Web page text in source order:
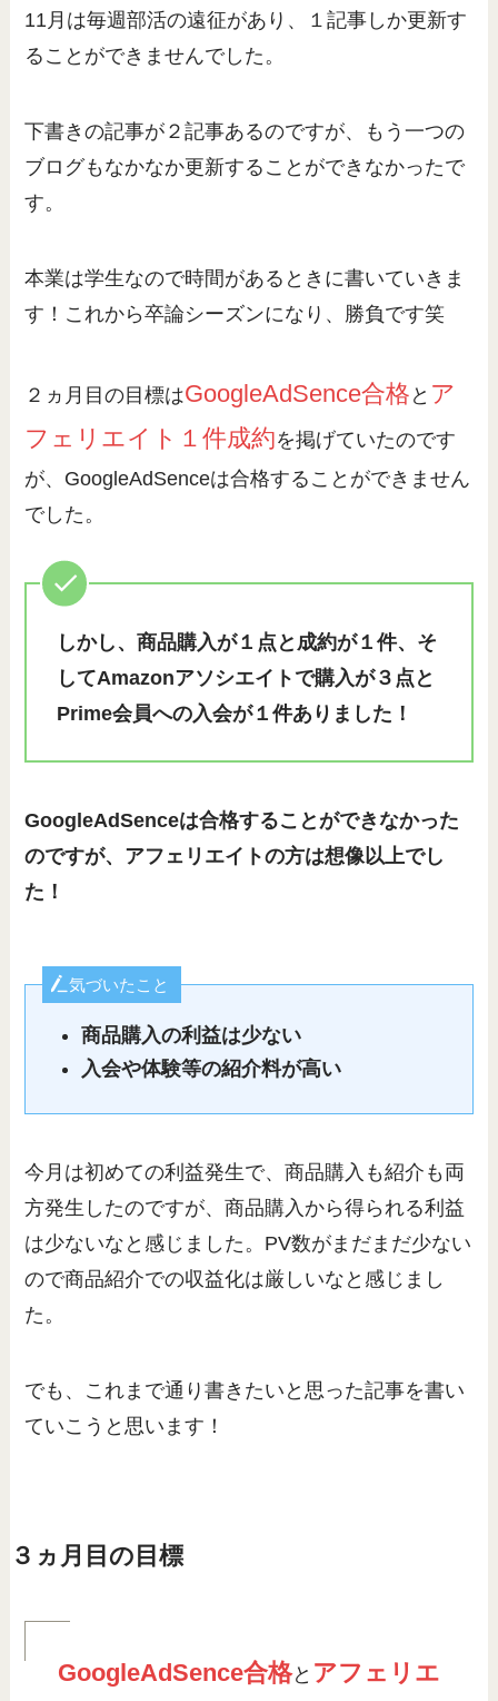
11月は毎週部活の遠征があり、１記事しか更新す
ることができませんでした。
下書きの記事が２記事あるのですが、もう一つの
ブログもなかなか更新することができなかったで
す。
本業は学生なので時間があるときに書いていきま
す！これから卒論シーズンになり、勝負です笑
２ヵ月目の目標はGoogleAdSence合格 と ア
フェリエイト１件成約を掲げていたのです
が、GoogleAdSenceは合格することができません
でした。
しかし、商品購入が１点と成約が１件、そ
してAmazonアソシエイトで購入が３点と
Prime会員への入会が１件ありました！
GoogleAdSenceは合格することができなかった
のですが、アフェリエイトの方は想像以上でし
た！
気づいたこと
商品購入の利益は少ない
入会や体験等の紹介料が高い
今月は初めての利益発生で、商品購入も紹介も両
方発生したのですが、商品購入から得られる利益
は少ないなと感じました。PV数がまだまだ少ない
ので商品紹介での収益化は厳しいなと感じまし
た。
でも、これまで通り書きたいと思った記事を書い
ていこうと思います！
３ヵ月目の目標
GoogleAdSence合格と アフェリエ